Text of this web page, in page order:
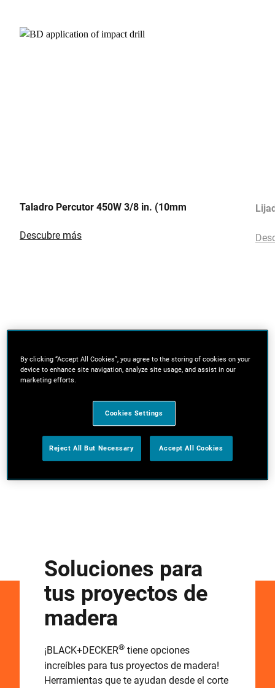
Taladro Percutor 450W 3/8 in. (10mm
Descubre más
Soluciones para
tus proyectos de
madera
¡BLACK+DECKER® tiene opciones
increíbles para tus proyectos de madera!
Herramientas que te ayudan desde el corte
By clicking “Accept All Cookies”, you agree to the storing of cookies on your
device to enhance site navigation, analyze site usage, and assist in our
marketing efforts.
Cookies Settings
Reject All But Necessary Accept All Cookies